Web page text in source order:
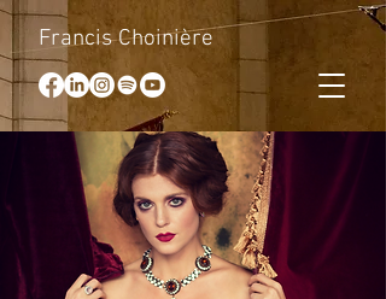
Francis Choinière